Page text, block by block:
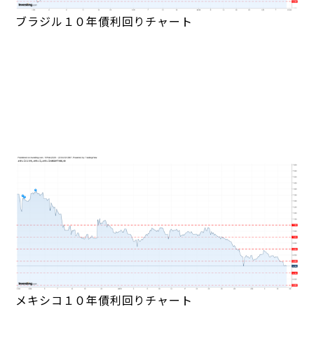
ブラジル１０年債利回りチャート
メキシコ１０年債利回りチャート